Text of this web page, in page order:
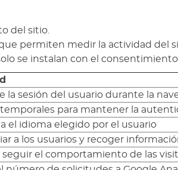
del sitio.
permiten medir la actividad del
se instalan con el
la sesión del usuario durante la
para mantener la
el idioma elegido por el usuario
a los usuarios y recoger
seguir el comportamiento de las